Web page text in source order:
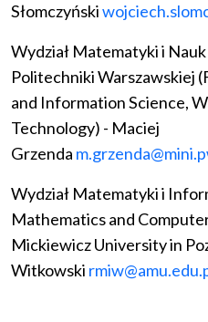
Słomczyński
Wydział Matematyki i
Politechniki Warszawskiej
and Information Science,
Technology) - Maciej
Grzenda
Wydział Matematyki i
Mathematics and
Mickiewicz University in
Witkowski